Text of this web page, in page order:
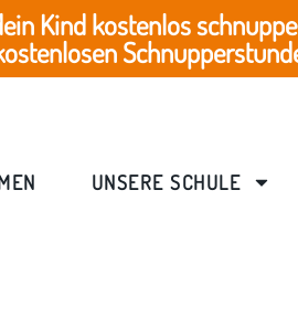
Kind kostenlos
UNSERE SCHULE